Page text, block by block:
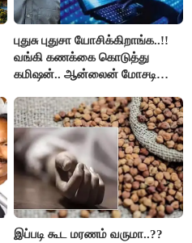
புதுசு புதுசா யோசிக்கிறாங்க..!!
வங்கி கணக்கை கொடுத்து
கமிஷன்.. ஆன்லைன் மோசடி
கைது..!!
இப்படி கூட மரணம் வருமா..??